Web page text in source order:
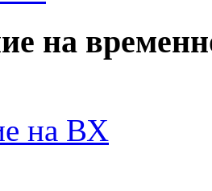
на
на ВХ